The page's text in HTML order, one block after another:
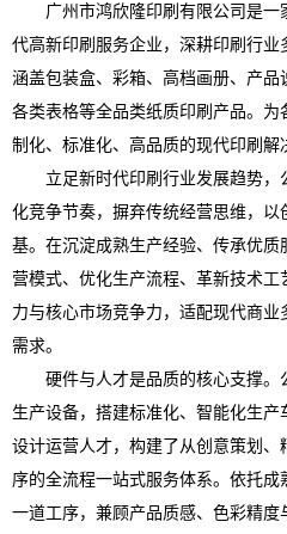
广州市鸿欣隆印刷有限公司是
代高新印刷服务企业，深耕印刷行业
涵盖包装盒、彩箱、高档画册、产品
各类表格等全品类纸质印刷产品。
制化、标准化、高品质的现代印刷解
立足新时代印刷行业发展趋势
化竞争节奏，摒弃传统经营思维，
基。在沉淀成熟生产经验、传承优
营模式、优化生产流程、革新技术
力与核心市场竞争力，适配现代商
需求。
硬件与人才是品质的核心支撑
生产设备，搭建标准化、智能化生
设计运营人才，构建了从创意策划
序的全流程一站式服务体系。依托
一道工序，兼顾产品质感、色彩精度